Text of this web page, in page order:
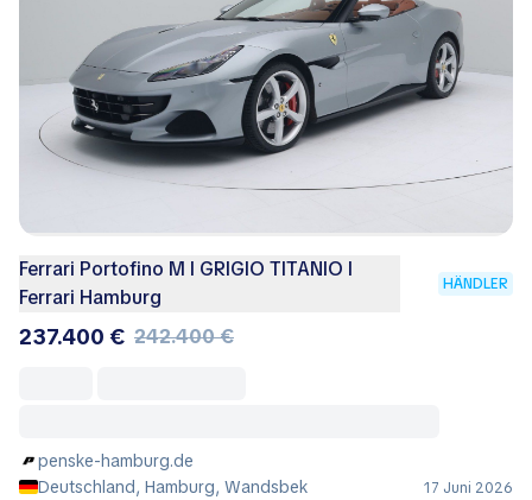
Ferrari Portofino M I GRIGIO TITANIO I
Ferrari Hamburg
HÄNDLER
237.400 € 242.400 €
penske-hamburg.de
Deutschland, Hamburg, Wandsbek
17 Juni 2026